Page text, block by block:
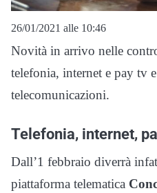
26/01/2021 alle 10:46
Novità in arrivo nelle
telefonia, internet e pay tv
telecomunicazioni.
Telefonia, internet,
Dall’1 febbraio diverrà
piattaforma telematica